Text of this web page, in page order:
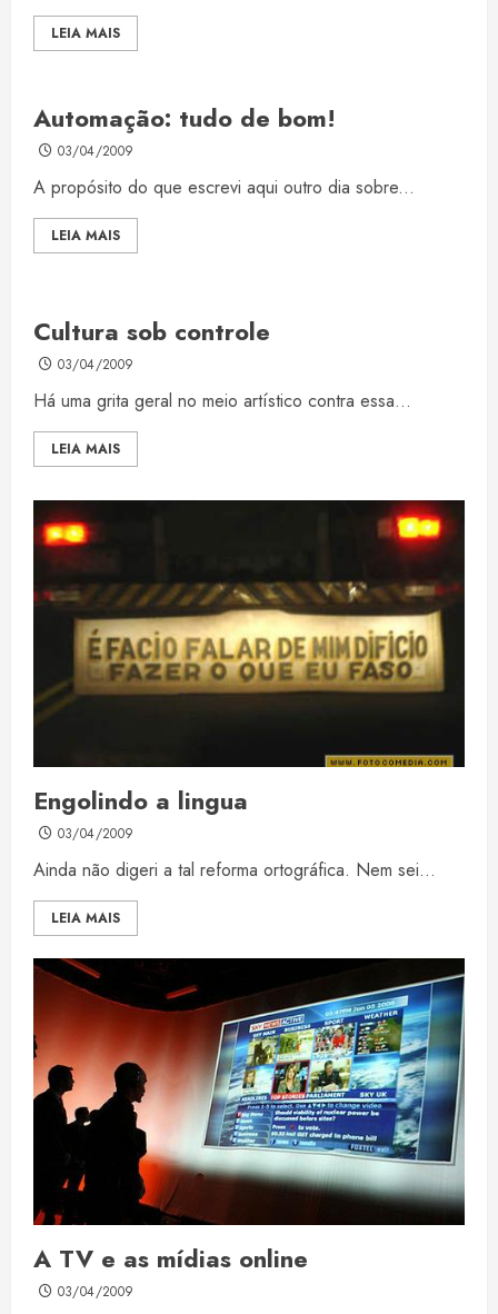
LEIA MAIS
Automação: tudo de bom!
03/04/2009
A propósito do que escrevi aqui outro dia sobre...
LEIA MAIS
Cultura sob controle
03/04/2009
Há uma grita geral no meio artístico contra essa...
LEIA MAIS
Engolindo a lingua
03/04/2009
Ainda não digeri a tal reforma ortográfica. Nem sei...
LEIA MAIS
A TV e as mídias online
03/04/2009